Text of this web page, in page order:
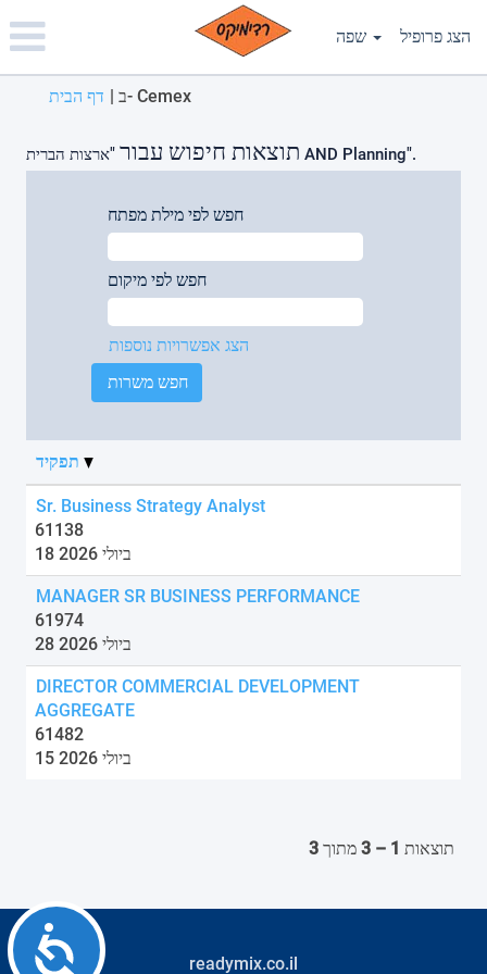
note:
This
website
includes
system.
Accessibility
הצג פרופיל
דף הבית | ב- Cemex(דף
תוצאות חיפוש עבור "ארצות הברית AND Planning".
חפש לפי מילת מפתח
חפש לפי מיקום
הצג אפשרויות נוספות
Sr. Business Strategy Analyst
61138
18 ביולי 2026
MANAGER SR BUSINESS PERFORMANCE
61974
28 ביולי 2026
DIRECTOR COMMERCIAL DEVELOPMENT
AGGREGATE
61482
15 ביולי 2026
תוצאות 1 – 3 מתוך 3
readymix.co.il